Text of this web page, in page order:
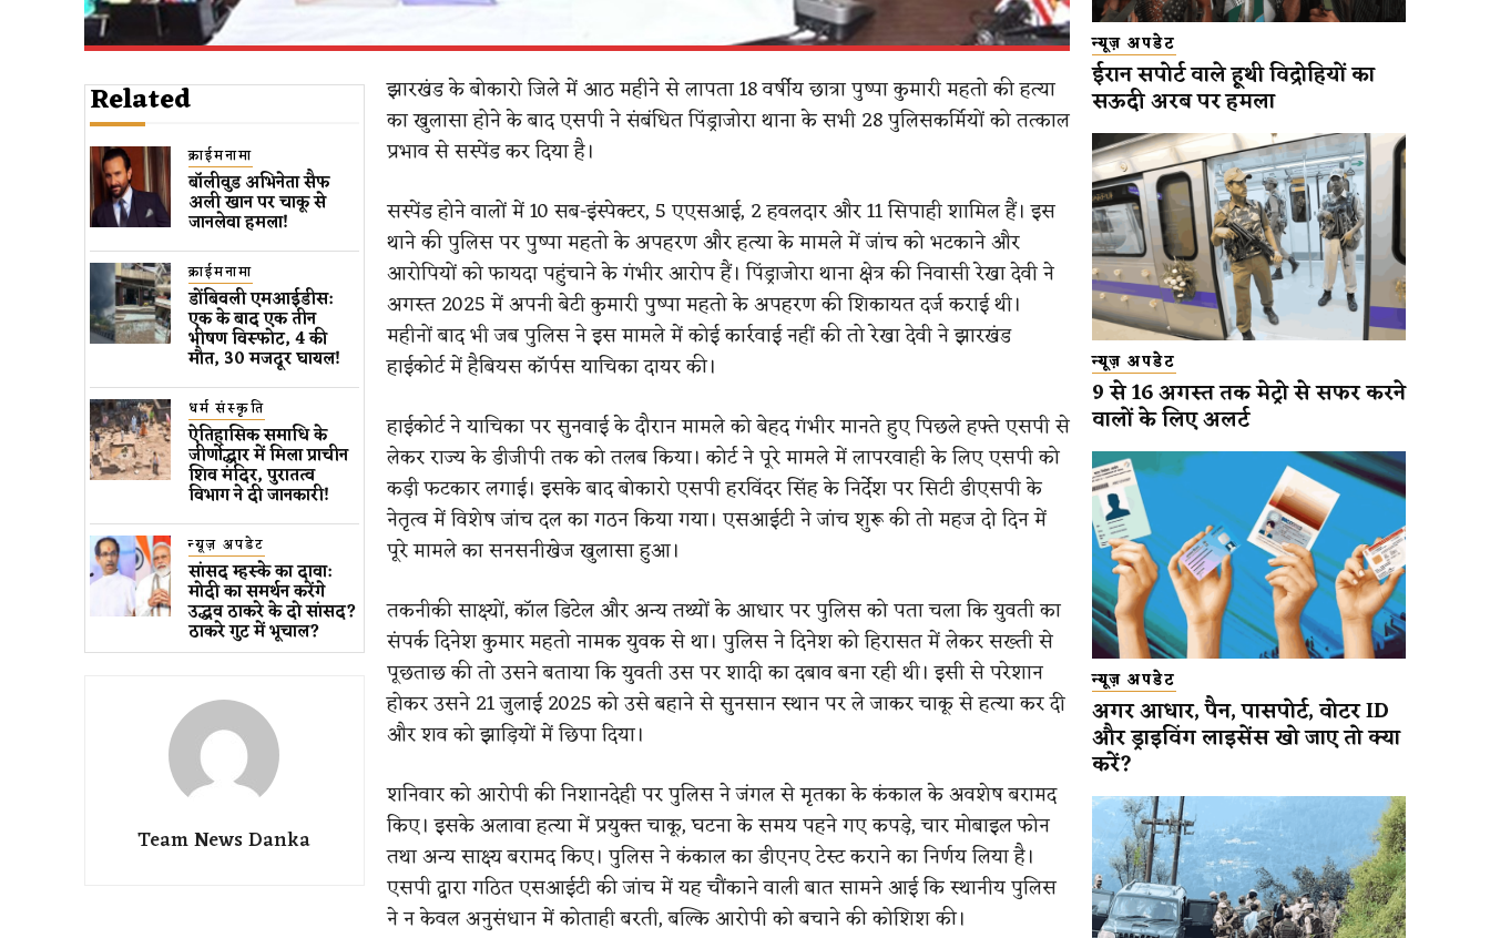
Related
क्राईमनामा
बॉलीवुड​ अभिनेता सैफ
अली खान पर चाकू से ​
जानलेवा हमला​!
क्राईमनामा
डोंबिवली एमआईडीस:
एक के बाद एक तीन
भीषण विस्फोट, 4 की
मौत, 30 मजदूर घायल!
धर्म संस्कृति
ऐतिहासिक समाधि के
जीर्णोद्धार में मिला प्राचीन
शिव मंदिर, पुरातत्व
विभाग ने दी जानकारी!
न्यूज़ अपडेट
सांसद म्हस्के का दावा:
मोदी का समर्थन करेंगे
उद्धव ठाकरे के दो सांसद?
ठाकरे गुट में भूचाल?
Team News Danka
झारखंड के बोकारो जिले में आठ महीने से लापता 18 वर्षीय छात्रा पुष्पा कुमारी महतो की हत्या
का खुलासा होने के बाद एसपी ने संबंधित पिंड्राजोरा थाना के सभी 28 पुलिसकर्मियों को तत्काल
प्रभाव से सस्पेंड कर दिया है।
सस्पेंड होने वालों में 10 सब-इंस्पेक्टर, 5 एएसआई, 2 हवलदार और 11 सिपाही शामिल हैं। इस
थाने की पुलिस पर पुष्पा महतो के अपहरण और हत्या के मामले में जांच को भटकाने और
आरोपियों को फायदा पहुंचाने के गंभीर आरोप हैं। पिंड्राजोरा थाना क्षेत्र की निवासी रेखा देवी ने
अगस्त 2025 में अपनी बेटी कुमारी पुष्पा महतो के अपहरण की शिकायत दर्ज कराई थी।
महीनों बाद भी जब पुलिस ने इस मामले में कोई कार्रवाई नहीं की तो रेखा देवी ने झारखंड
हाईकोर्ट में हैबियस कॉर्पस याचिका दायर की।
हाईकोर्ट ने याचिका पर सुनवाई के दौरान मामले को बेहद गंभीर मानते हुए पिछले हफ्ते एसपी से
लेकर राज्य के डीजीपी तक को तलब किया। कोर्ट ने पूरे मामले में लापरवाही के लिए एसपी को
कड़ी फटकार लगाई। इसके बाद बोकारो एसपी हरविंदर सिंह के निर्देश पर सिटी डीएसपी के
नेतृत्व में विशेष जांच दल का गठन किया गया। एसआईटी ने जांच शुरू की तो महज दो दिन में
पूरे मामले का सनसनीखेज खुलासा हुआ।
तकनीकी साक्ष्यों, कॉल डिटेल और अन्य तथ्यों के आधार पर पुलिस को पता चला कि युवती का
संपर्क दिनेश कुमार महतो नामक युवक से था। पुलिस ने दिनेश को हिरासत में लेकर सख्ती से
पूछताछ की तो उसने बताया कि युवती उस पर शादी का दबाव बना रही थी। इसी से परेशान
होकर उसने 21 जुलाई 2025 को उसे बहाने से सुनसान स्थान पर ले जाकर चाकू से हत्या कर दी
और शव को झाड़ियों में छिपा दिया।
शनिवार को आरोपी की निशानदेही पर पुलिस ने जंगल से मृतका के कंकाल के अवशेष बरामद
किए। इसके अलावा हत्या में प्रयुक्त चाकू, घटना के समय पहने गए कपड़े, चार मोबाइल फोन
तथा अन्य साक्ष्य बरामद किए। पुलिस ने कंकाल का डीएनए टेस्ट कराने का निर्णय लिया है।
एसपी द्वारा गठित एसआईटी की जांच में यह चौंकाने वाली बात सामने आई कि स्थानीय पुलिस
ने न केवल अनुसंधान में कोताही बरती, बल्कि आरोपी को बचाने की कोशिश की।
न्यूज़ अपडेट
ईरान सपोर्ट वाले हूथी विद्रोहियों का
सऊदी अरब पर हमला
न्यूज़ अपडेट
9 से 16 अगस्त तक मेट्रो से सफर करने
वालों के लिए अलर्ट
न्यूज़ अपडेट
अगर आधार, पैन, पासपोर्ट, वोटर ID
और ड्राइविंग लाइसेंस खो जाए तो क्या
करें?